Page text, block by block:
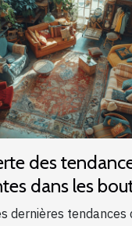
des
dans les
dernières tendances